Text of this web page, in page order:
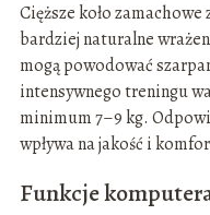
Cięższe koło
bardziej naturalne
mogą powodować
intensywnego treningu
minimum 7–9 kg.
wpływa na jakość i
Funkcje